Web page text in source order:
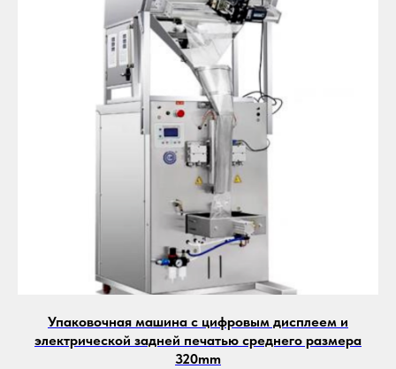
Упаковочная машина с цифровым дисплеем и
электрической задней печатью среднего размера
320mm